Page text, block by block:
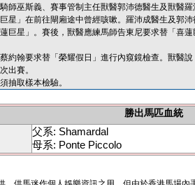
師巫斯義、賽事管制主任獸醫郭沛德醫生及獸醫
星」在前往閘廂途中曾經咳嗽。羅沛成醫生及郭
巨星」。賽後，獸醫應練馬師告東尼要求替「喜
約翰要求替「榮耀假日」進行內窺鏡檢查。獸醫
出賽。
抽取樣本檢驗。
勝出馬匹血統
父系: Shamardal
母系: Ponte Piccolo